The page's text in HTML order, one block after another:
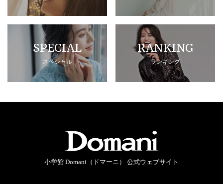
SPECIAL
スペシャル
RANKING
ランキング
小学館 Domani（ドマーニ） 公式ウェブサイト